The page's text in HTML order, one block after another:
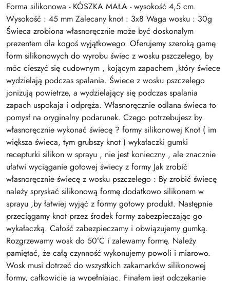
Forma silikonowa - KÓSZKA MAŁA - wysokość 4,5 cm.
Wysokość : 45 mm Zalecany knot : 3x8 Waga wosku : 30g
Świeca zrobiona własnoręcznie może być doskonałym
prezentem dla kogoś wyjątkowego. Oferujemy szeroką gamę
form silikonowych do wyrobu świec z wosku pszczelego, by
móc cieszyć się cudownym , kojącym zapachem ,który świece
wydzielają podczas spalania. Świece z wosku pszczelego
jonizują powietrze, a wydzielający się podczas spalania
zapach uspokaja i odpręża. Własnoręcznie odlana świeca to
pomysł na oryginalny podarunek. Czego potrzebujesz by
własnoręcznie wykonać świecę ? formy silikonowej Knot ( im
większa świeca, tym grubszy knot ) wykałaczki gumki
recepturki silikon w sprayu , nie jest konieczny , ale znacznie
ułatwi wyciąganie gotowej świecy z formy Jak zrobić
własnoręcznie świecę z wosku pszczelego : By zrobić świecę
należy spryskać silikonową formę dodatkowo silikonem w
sprayu ,by łatwiej wyjąć z formy gotowy produkt. Następnie
przeciągamy knot przez środek formy zabezpieczając go
wykałaczką. Całość zabezpieczamy i obwiązujemy gumką.
Rozgrzewamy wosk do 50°C i zalewamy formę. Należy
pamiętać, że całą czynność wykonujemy powoli i miarowo.
Wosk musi dotrzeć do wszystkich zakamarków silikonowej
formy, całkowicie ją wypełniając. Finałem jest odczekanie